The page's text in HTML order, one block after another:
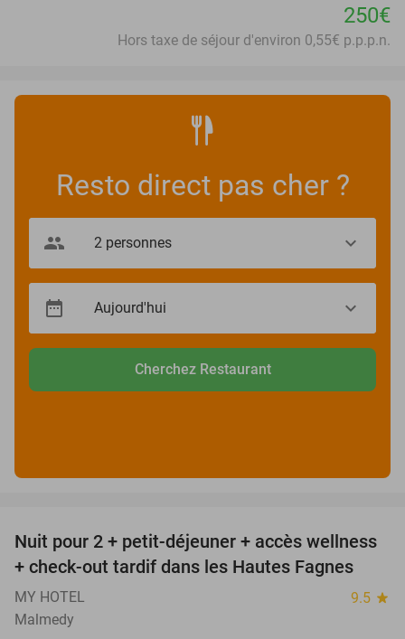
250€
Hors taxe de séjour d'environ 0,55€ p.p.p.n.
Resto direct pas cher ?
Cherchez Restaurant
32%
Nuit pour 2 + petit-déjeuner + accès wellness
+ check-out tardif dans les Hautes Fagnes
MY HOTEL 9.5 star
Malmedy